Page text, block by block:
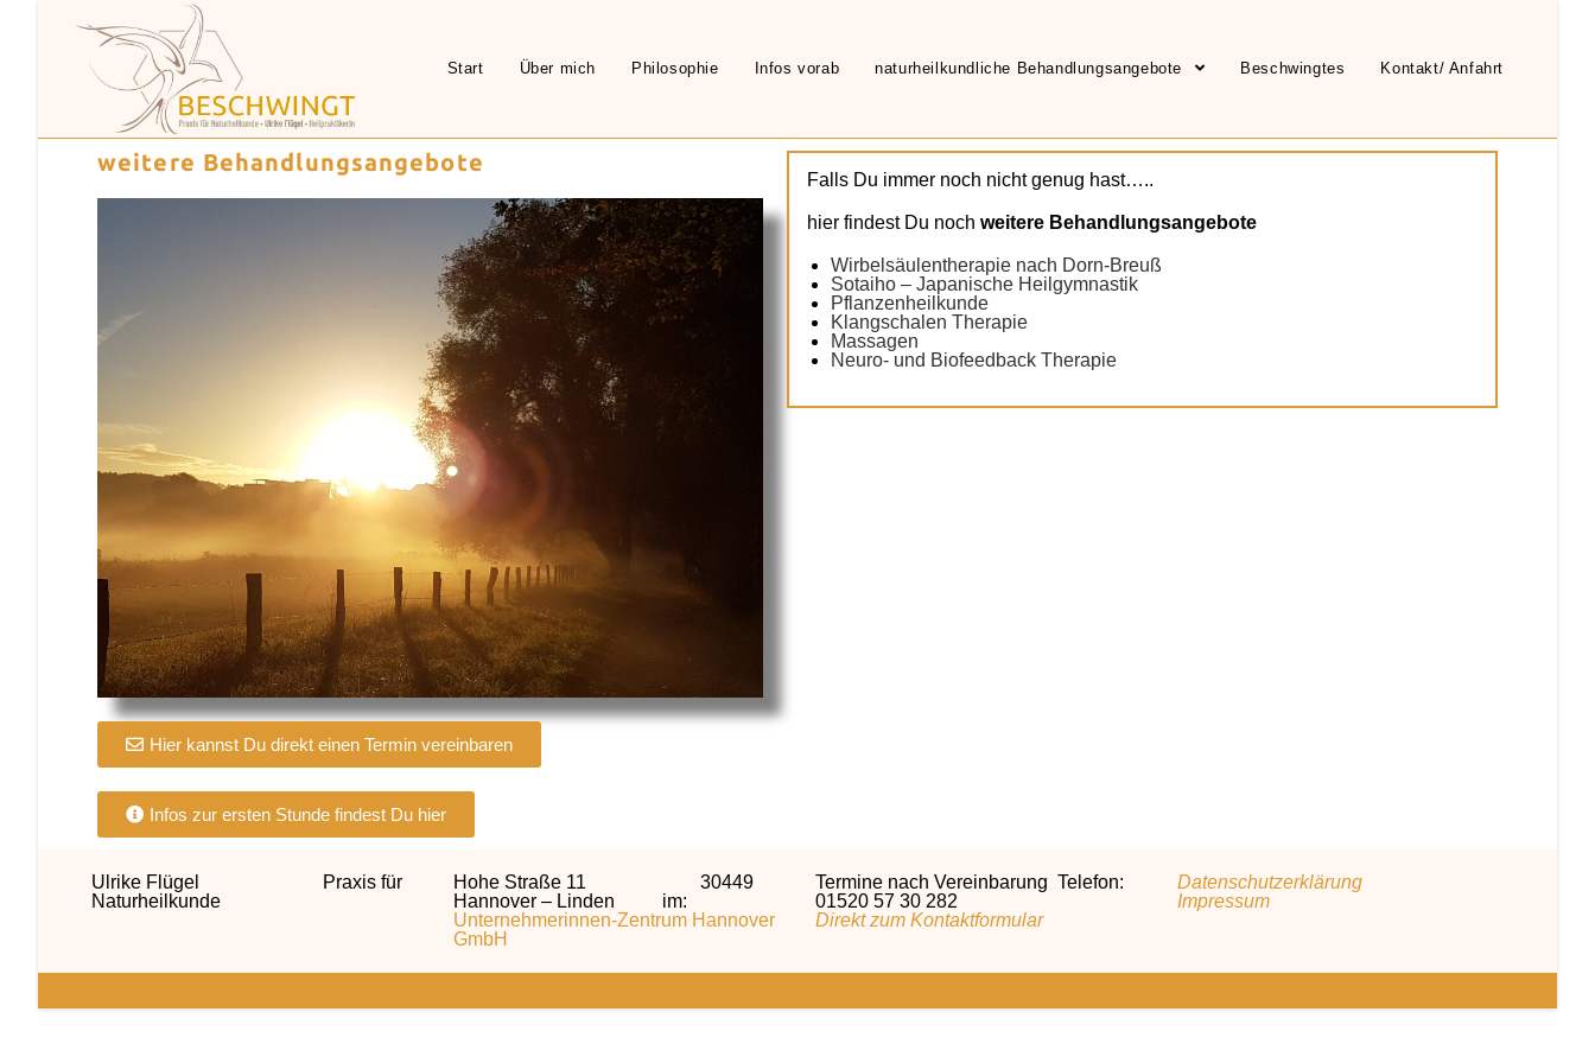
Start Über mich Philosophie Infos vorab naturheilkundliche Behandlungsangebote Beschwingtes Kontakt/ Anfahrt
weitere Behandlungsangebote
Hier kannst Du direkt einen Termin vereinbaren
Infos zur ersten Stunde findest Du hier
Falls Du immer noch nicht genug hast…..
hier findest Du noch weitere Behandlungsangebote
Wirbelsäulentherapie nach Dorn-Breuß
Sotaiho – Japanische Heilgymnastik
Pflanzenheilkunde
Klangschalen Therapie
Massagen
Neuro- und Biofeedback Therapie
Ulrike Flügel Praxis für
Naturheilkunde
Hohe Straße 11 30449
Hannover – Linden im:
Unternehmerinnen-Zentrum Hannover
GmbH
Termine nach Vereinbarung Telefon:
01520 57 30 282
Direkt zum Kontaktformular
Datenschutzerklärung
Impressum